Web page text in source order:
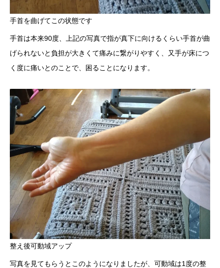
手首を曲げてこの状態です
手首は本来90度、上記の写真で指が真下に向けるくらい手首が曲
げられないと負担が大きくて痛みに繋がりやすく、又手が床につ
く度に痛いとのことで、困ることになります。
整え後可動域アップ
写真を見てもらうとこのようになりましたが、可動域は1度の整